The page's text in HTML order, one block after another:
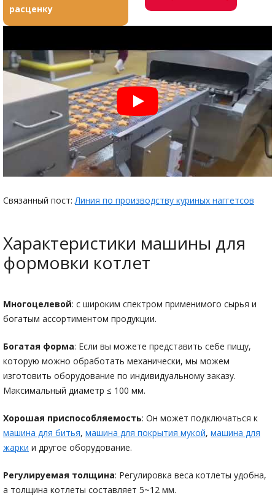
расценку
Связанный пост:Линия по производству куриных наггетсов
Характеристики машины для
формовки котлет
Многоцелевой: с широким спектром применимого сырья и
богатым ассортиментом продукции.
Богатая форма: Если вы можете представить себе пищу,
которую можно обработать механически, мы можем
изготовить оборудование по индивидуальному заказу.
Максимальный диаметр ≤ 100 мм.
Хорошая приспособляемость: Он может подключаться к
машина для битья, машина для покрытия мукой, машина для
жарки и другое оборудование.
Регулируемая толщина: Регулировка веса котлеты удобна,
а толщина котлеты составляет 5~12 мм.